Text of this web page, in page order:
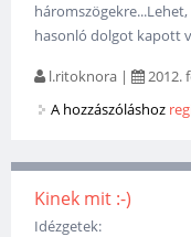
hasonló dolgot kapott
l.ritoknora | 2012.
A hozzászóláshoz
Kinek mit :-)
Idézgetek: